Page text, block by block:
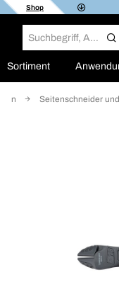
Shop
Sortiment
Seitenschneider